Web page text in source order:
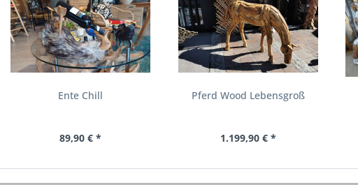
Ente Chill
89,90 € *
Pferd Wood Lebensgroß
1.199,90 € *